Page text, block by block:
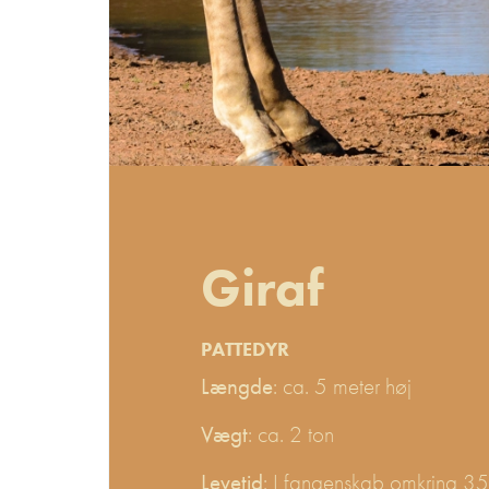
Giraf
PATTEDYR
Længde: ca. 5 meter høj
Vægt: ca. 2 ton
Levetid: I fangenskab omkring